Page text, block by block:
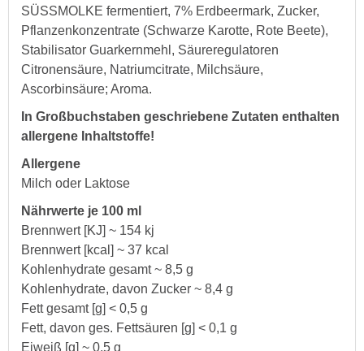
SÜSSMOLKE fermentiert, 7% Erdbeermark, Zucker,
Pflanzenkonzentrate (Schwarze Karotte, Rote Beete),
Stabilisator Guarkernmehl, Säureregulatoren
Citronensäure, Natriumcitrate, Milchsäure,
Ascorbinsäure; Aroma.
In Großbuchstaben geschriebene Zutaten enthalten
allergene Inhaltstoffe!
Allergene
Milch oder Laktose
Nährwerte je 100 ml
Brennwert [KJ] ~ 154 kj
Brennwert [kcal] ~ 37 kcal
Kohlenhydrate gesamt ~ 8,5 g
Kohlenhydrate, davon Zucker ~ 8,4 g
Fett gesamt [g] < 0,5 g
Fett, davon ges. Fettsäuren [g] < 0,1 g
Eiweiß [g] ~ 0,5 g